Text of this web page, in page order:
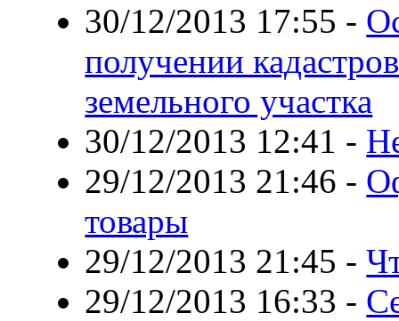
30/12/2013 17:55 -
получении
земельного участка
30/12/2013 12:41 -
29/12/2013 21:46 -
товары
29/12/2013 21:45 -
29/12/2013 16:33 -